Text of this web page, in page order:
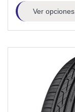
Ver opciones